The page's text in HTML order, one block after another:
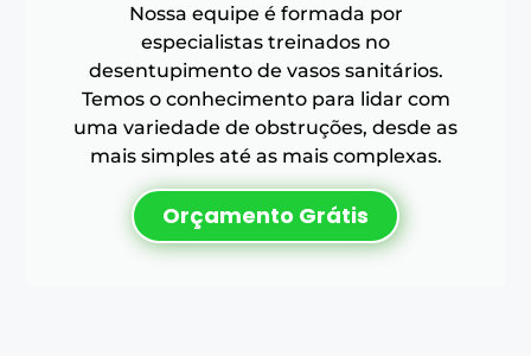
Nossa equipe é formada por
especialistas treinados no
desentupimento de vasos sanitários.
Temos o conhecimento para lidar com
uma variedade de obstruções, desde as
mais simples até as mais complexas.
Orçamento Grátis